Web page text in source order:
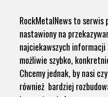
RockMetalNews to serwis
nastawiony na
najciekawszych
możliwie szybko,
Chcemy jednak, by nasi
również bardziej